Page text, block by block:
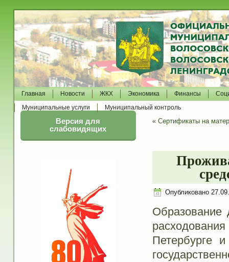
Главная Новости ЖКХ Экономика Финансы
Муниципальные услуги
Муниципальный контроль
Версия для
слабовидящих
« Сертификаты на
Опубликовано
Образование
Петербурге